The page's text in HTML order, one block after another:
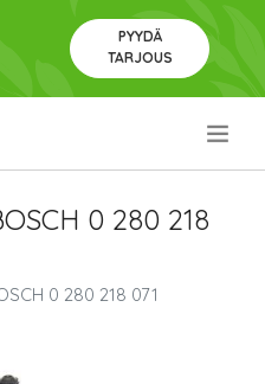
PYYDÄ
TARJOUS
0 280 218
0 280 218 071